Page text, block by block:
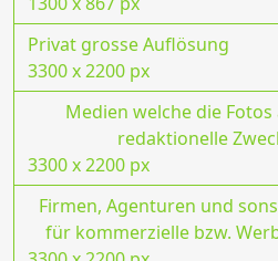
Privat grosse Auflösung
3300 x 2200 px
Medien welche die
redaktionelle
3300 x 2200 px
Firmen, Agenturen und
für kommerzielle bzw.